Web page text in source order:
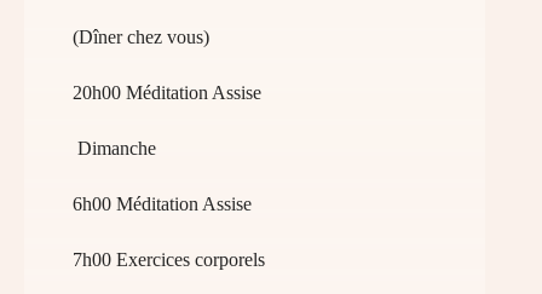
(Dîner chez vous)
20h00 Méditation Assise
Dimanche
6h00 Méditation Assise
7h00 Exercices corporels